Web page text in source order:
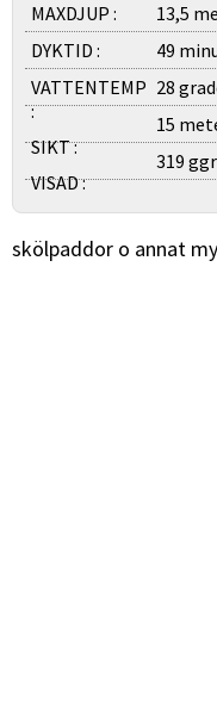
MAXDJUP :
13,5
DYKTID :
49
VATTENTEMP
:
28
SIKT :
15
VISAD :
319 ggr
skölpaddor o annat